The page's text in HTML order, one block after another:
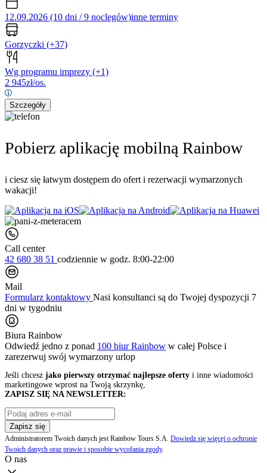
12.09.2026 (10 dni / 9 noclegów)inne terminy
Gorzyczki (+37)
Wg programu imprezy (+1)
2 945zł/os.
Szczegóły
Pobierz aplikację mobilną Rainbow
i ciesz się łatwym dostępem do ofert i rezerwacji wymarzonych
wakacji!
Call center
42 680 38 51 codziennie w godz. 8:00-22:00
Mail
Formularz kontaktowy Nasi konsultanci są do Twojej dyspozycji 7
dni w tygodniu
Biura Rainbow
Odwiedź jedno z ponad 100 biur Rainbow w całej Polsce i
zarezerwuj swój wymarzony urlop
Jeśli chcesz jako pierwszy otrzymać najlepsze oferty i inne wiadomości
marketingowe wprost na Twoją skrzynkę,
ZAPISZ SIĘ NA NEWSLETTER:
Zapisz się
Administratorem Twoich danych jest Rainbow Tours S.A. Dowiedz się więcej o ochronie
Twoich danych oraz prawie i sposobie wycofania zgody.
O nas